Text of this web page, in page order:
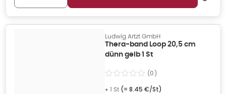
Ludwig Artzt GmbH
Thera-band Loop 20,5 cm
dünn gelb 1 St
(0)
• 1 St (= 8.45 €/St)